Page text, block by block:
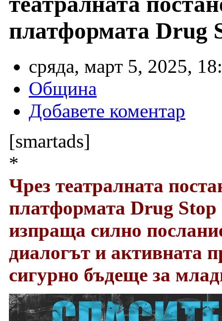
платформата Drug
сряда, март 5, 2025,
Община
Добавете коментар
[smartads]
*
Чрез театралната
платформата Drug
изпраща силно
диалогът и активната
сигурно бъдеще за